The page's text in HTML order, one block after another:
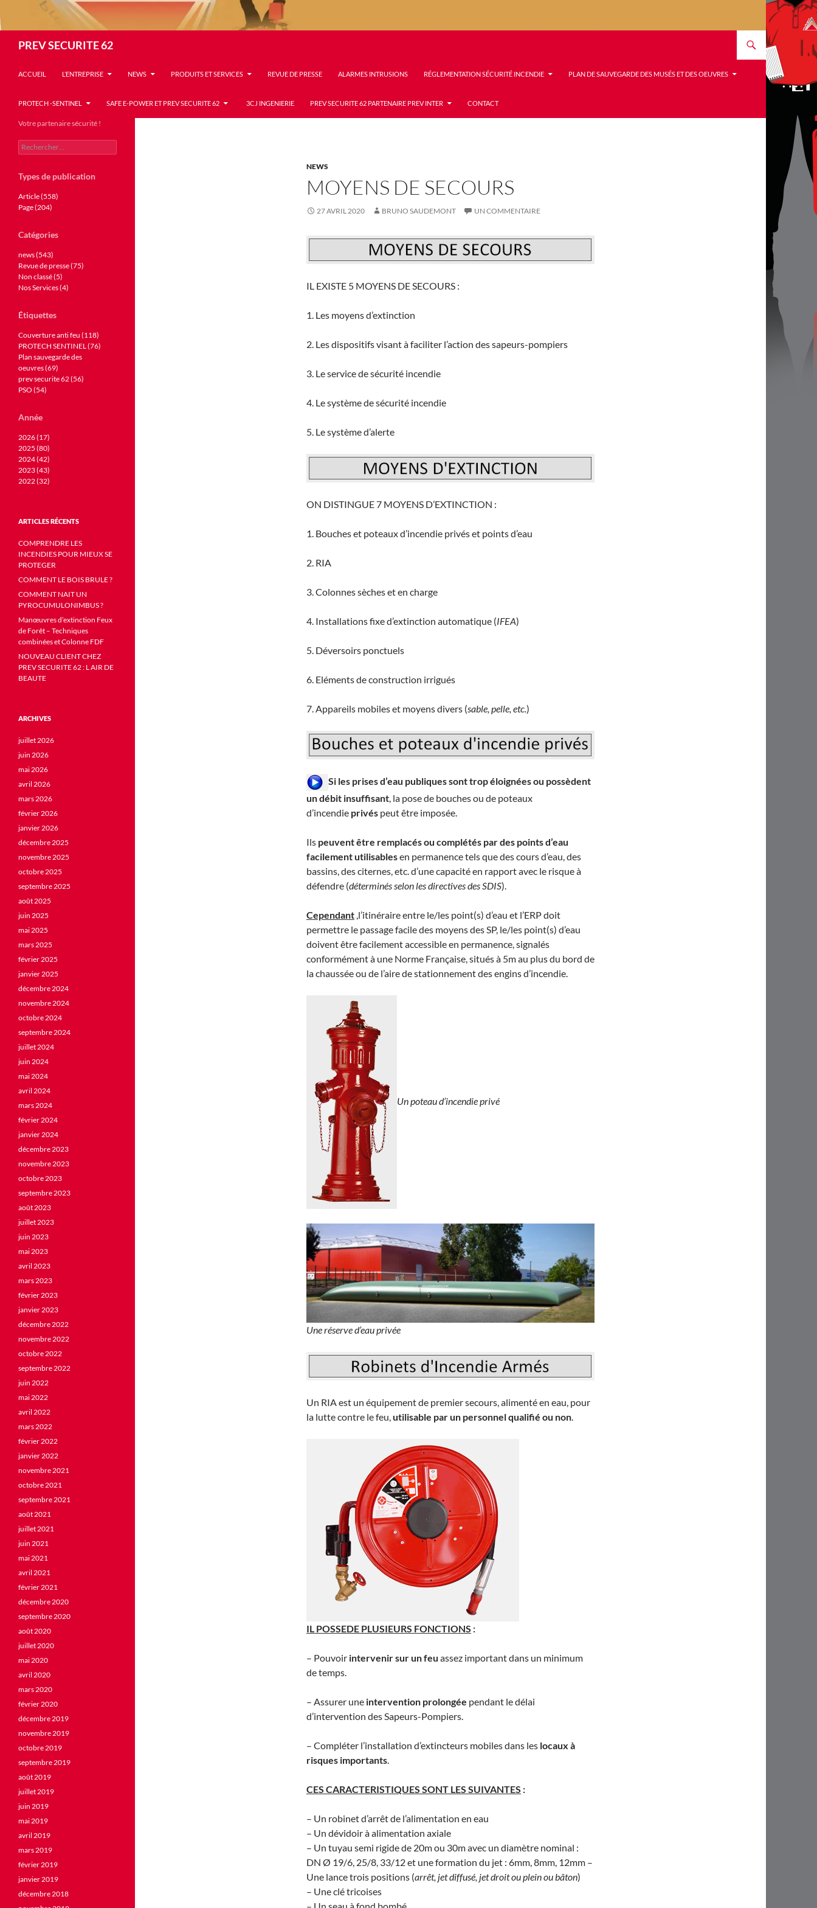
PREV SECURITE 62
ACCUEIL L’ENTREPRISE NEWS PRODUITS ET SERVICES REVUE DE PRESSE ALARMES INTRUSIONS RÉGLEMENTATION SÉCURITÉ INCENDIE PLAN DE SAUVEGARDE DES MUSÉS ET DES OEUVRES
PROTECH -SENTINEL SAFE E-POWER ET PREV SECURITE 62 3CJ INGENIERIE PREV SECURITE 62 PARTENAIRE PREV INTER CONTACT
NEWS
MOYENS DE SECOURS
27 AVRIL 2020 BRUNO SAUDEMONT UN COMMENTAIRE
IL EXISTE 5 MOYENS DE SECOURS :
1. Les moyens d’extinction
2. Les dispositifs visant à faciliter l’action des sapeurs-pompiers
3. Le service de sécurité incendie
4. Le système de sécurité incendie
5. Le système d’alerte
ON DISTINGUE 7 MOYENS D’EXTINCTION :
1. Bouches et poteaux d’incendie privés et points d’eau
2. RIA
3. Colonnes sèches et en charge
4. Installations fixe d’extinction automatique (IFEA)
5. Déversoirs ponctuels
6. Eléments de construction irrigués
7. Appareils mobiles et moyens divers (sable, pelle, etc.)
Si les prises d’eau publiques sont trop éloignées ou possèdent
un débit insuffisant, la pose de bouches ou de poteaux
d’incendie privés peut être imposée.
Ils peuvent être remplacés ou complétés par des points d’eau
facilement utilisablesen permanence tels que des cours d’eau, des
bassins, des citernes, etc. d’une capacité en rapport avec le risque à
défendre (déterminés selon les directives des SDIS).
Cependant ,l’itinéraire entre le/les point(s) d’eau et l’ERP doit
permettre le passage facile des moyens des SP, le/les point(s) d’eau
doivent être facilement accessible en permanence, signalés
conformément à une Norme Française, situés à 5m au plus du bord de
la chaussée ou de l’aire de stationnement des engins d’incendie.
Un poteau d’incendie privé
Une réserve d’eau privée
Un RIA est un équipement de premier secours, alimenté en eau, pour
la lutte contre le feu,utilisable par un personnel qualifié ou non.
IL POSSEDE PLUSIEURS FONCTIONS :
– Pouvoir intervenir sur un feu assez important dans un minimum
de temps.
– Assurer une intervention prolongée pendant le délai
d’intervention des Sapeurs-Pompiers.
– Compléter l’installation d’extincteurs mobiles dans les locaux à
risques importants.
CES CARACTERISTIQUES SONT LES SUIVANTES :
– Un robinet d’arrêt de l’alimentation en eau
– Un dévidoir à alimentation axiale
– Un tuyau semi rigide de 20m ou 30m avec un diamètre nominal :
DN Ø 19/6, 25/8, 33/12 et une formation du jet : 6mm, 8mm, 12mm –
Une lance trois positions (arrêt, jet diffusé, jet droit ou plein ou bâton)
– Une clé tricoises
Votre partenaire sécurité !
Rechercher :
Types de publication
Article (558)
Page (204)
Catégories
news (543)
Revue de presse (75)
Non classé (5)
Nos Services (4)
Étiquettes
Couverture anti feu (118)
PROTECH SENTINEL (76)
Plan sauvegarde des
oeuvres (69)
prev securite 62 (56)
PSO (54)
Année
2026 (17)
2025 (80)
2024 (42)
2023 (43)
2022 (32)
ARTICLES RÉCENTS
COMPRENDRE LES
INCENDIES POUR MIEUX SE
PROTEGER
COMMENT LE BOIS BRULE ?
COMMENT NAIT UN
PYROCUMULONIMBUS ?
Manœuvres d’extinction Feux
de Forêt – Techniques
combinées et Colonne FDF
NOUVEAU CLIENT CHEZ
PREV SECURITE 62 : L AIR DE
BEAUTE
ARCHIVES
juillet 2026
juin 2026
mai 2026
avril 2026
mars 2026
février 2026
janvier 2026
décembre 2025
novembre 2025
octobre 2025
septembre 2025
août 2025
juin 2025
mai 2025
mars 2025
février 2025
janvier 2025
décembre 2024
novembre 2024
octobre 2024
septembre 2024
juillet 2024
juin 2024
mai 2024
avril 2024
mars 2024
février 2024
janvier 2024
décembre 2023
novembre 2023
octobre 2023
septembre 2023
août 2023
juillet 2023
juin 2023
mai 2023
avril 2023
mars 2023
février 2023
janvier 2023
décembre 2022
novembre 2022
octobre 2022
septembre 2022
juin 2022
mai 2022
avril 2022
mars 2022
février 2022
janvier 2022
novembre 2021
octobre 2021
septembre 2021
août 2021
juillet 2021
juin 2021
mai 2021
avril 2021
février 2021
décembre 2020
septembre 2020
août 2020
juillet 2020
mai 2020
avril 2020
mars 2020
février 2020
décembre 2019
novembre 2019
octobre 2019
septembre 2019
août 2019
juillet 2019
juin 2019
mai 2019
avril 2019
mars 2019
février 2019
janvier 2019
décembre 2018